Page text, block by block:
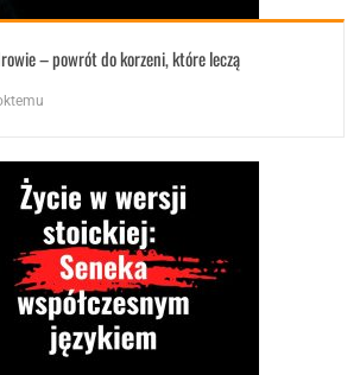
– powrót do korzeni, które leczą